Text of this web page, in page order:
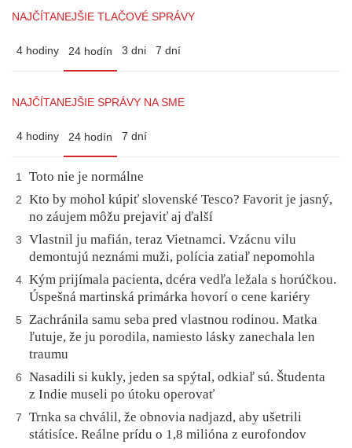
NAJČÍTANEJŠIE TLAČOVÉ SPRÁVY
4 hodiny 24 hodín 3 dni 7 dní
NAJČÍTANEJŠIE SPRÁVY NA SME
4 hodiny 24 hodín 7 dní
1 Toto nie je normálne
2
Kto by mohol kúpiť slovenské Tesco? Favorit je jasný,
no záujem môžu prejaviť aj ďalší
3
Vlastnil ju mafián, teraz Vietnamci. Vzácnu vilu
demontujú neznámi muži, polícia zatiaľ nepomohla
4 Kým prijímala pacienta, dcéra vedľa ležala s horúčkou.
Úspešná martinská primárka hovorí o cene kariéry
5
Zachránila samu seba pred vlastnou rodinou. Matka
ľutuje, že ju porodila, namiesto lásky zanechala len
traumu
6
Nasadili si kukly, jeden sa spýtal, odkiaľ sú. Študenta
z Indie museli po útoku operovať
7
Trnka sa chválil, že obnovia nadjazd, aby ušetrili
státisíce. Reálne prídu o 1,8 milióna z eurofondov